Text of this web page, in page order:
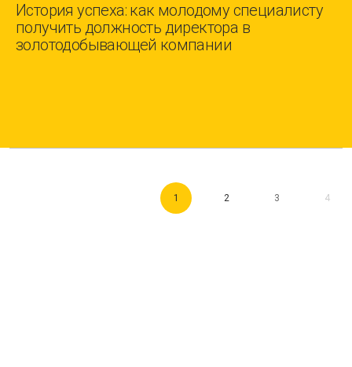
История успеха: как молодому специалисту
получить должность директора в
золотодобывающей компании
1 2 3 4